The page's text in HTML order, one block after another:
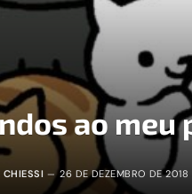
ao
CHIESSI 26 DE DEZEMBRO DE 2018